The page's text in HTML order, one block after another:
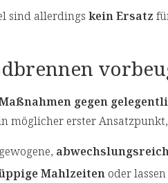
sind allerdings kein Ersatz
gegen
möglicher erster
Mahlzeiten oder